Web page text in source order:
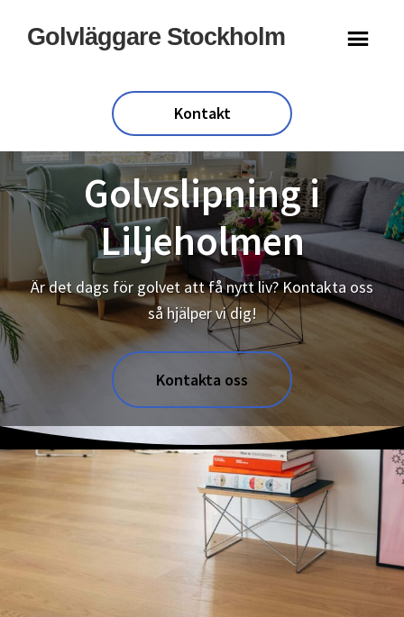
Golvläggare Stockholm
Kontakt
Golvslipning i
Liljeholmen
Är det dags för golvet att få nytt liv? Kontakta oss
så hjälper vi dig!
Kontakta oss